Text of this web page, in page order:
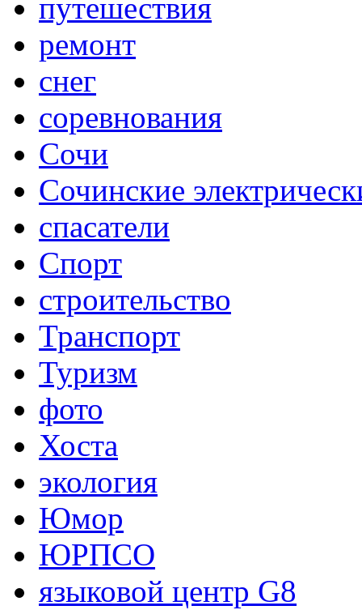
путешествия
ремонт
снег
соревнования
Сочи
Сочинские
спасатели
Спорт
строительство
Транспорт
Туризм
фото
Хоста
экология
Юмор
ЮРПСО
языковой центр G8